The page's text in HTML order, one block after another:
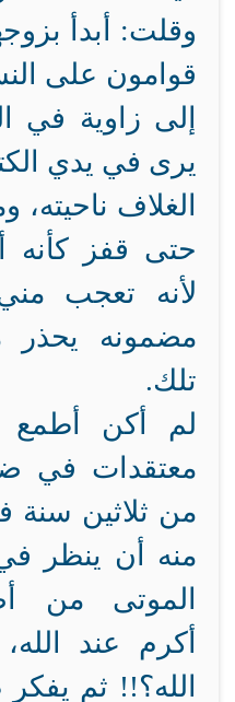
وقلت: أبدأ
قوامون على
إلى زاوية في
يرى في يدي
الغلاف ناحيته،
حتى قفز كأنه
لأنه تعجب
مضمونه
تلك.
لم أكن
معتقدات في
من ثلاثين سنة
منه أن ينظر
الموتى من
أكرم عند
الله؟!! ثم